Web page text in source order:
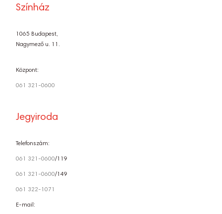
Színház
1065 Budapest,
Nagymező u. 11.
Központ:
061 321-0600
Jegyiroda
Telefonszám:
061 321-0600/119
061 321-0600/149
061 322-1071
E-mail: